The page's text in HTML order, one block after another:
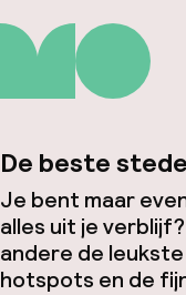
De beste
Je bent maar
alles uit je
andere de
hotspots en de